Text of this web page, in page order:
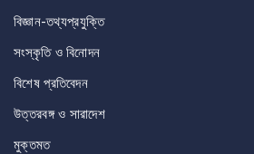
বিজ্ঞান-তথ্যপ্রযুক্তি
সংস্কৃতি ও বিনোদন
বিশেষ প্রতিবেদন
উত্তরবঙ্গ ও সারাদেশ
মুক্তমত